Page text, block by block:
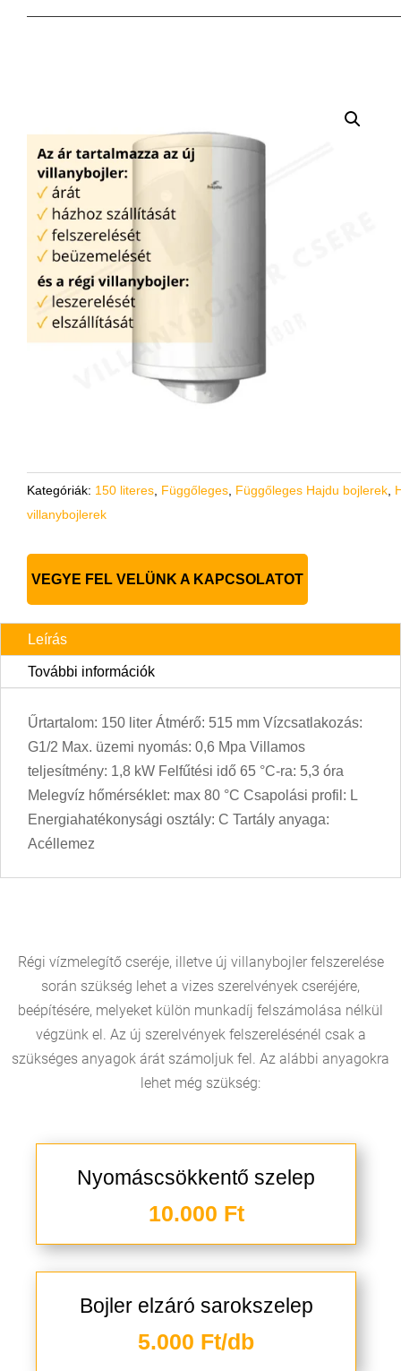
Kategóriák: 150 literes Függőleges Függőleges Hajdu bojlerek
villanybojlerek
VEGYE FEL VELÜNK A KAPCSOLATOT
Leírás
További információk
Űrtartalom: 150 liter Átmérő: 515 mm Vízcsatlakozás:
G1/2 Max. üzemi nyomás: 0,6 Mpa Villamos
teljesítmény: 1,8 kW Felfűtési idő 65 °C-ra: 5,3 óra
Melegvíz hőmérséklet: max 80 °C Csapolási profil: L
Energiahatékonysági osztály: C Tartály anyaga:
Acéllemez
Régi vízmelegítő cseréje, illetve új villanybojler felszerelése
során szükség lehet a vizes szerelvények cseréjére,
beépítésére, melyeket külön munkadíj felszámolása nélkül
végzünk el. Az új szerelvények felszerelésénél csak a
szükséges anyagok árát számoljuk fel. Az alábbi anyagokra
lehet még szükség:
Nyomáscsökkentő szelep
10.000 Ft
Bojler elzáró sarokszelep
5.000 Ft/db